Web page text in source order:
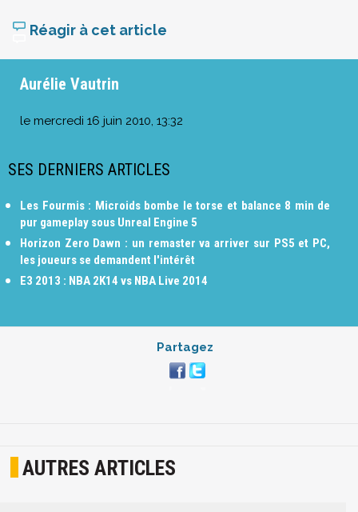
Réagir à cet article
Aurélie Vautrin
le mercredi 16 juin 2010, 13:32
SES DERNIERS ARTICLES
Les Fourmis : Microids bombe le torse et balance 8 min de
pur gameplay sous Unreal Engine 5
Horizon Zero Dawn : un remaster va arriver sur PS5 et PC,
les joueurs se demandent l'intérêt
E3 2013 : NBA 2K14 vs NBA Live 2014
Partagez
AUTRES ARTICLES